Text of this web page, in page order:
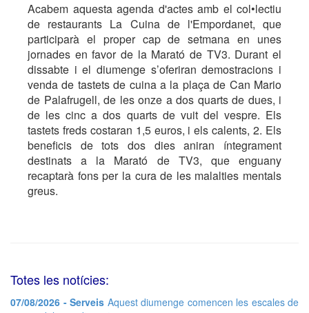
Acabem aquesta agenda d'actes amb el col•lectiu
de restaurants La Cuina de l'Empordanet, que
participarà el proper cap de setmana en unes
jornades en favor de la Marató de TV3. Durant el
dissabte i el diumenge s’oferiran demostracions i
venda de tastets de cuina a la plaça de Can Mario
de Palafrugell, de les onze a dos quarts de dues, i
de les cinc a dos quarts de vuit del vespre. Els
tastets freds costaran 1,5 euros, i els calents, 2. Els
beneficis de tots dos dies aniran íntegrament
destinats a la Marató de TV3, que enguany
recaptarà fons per la cura de les malalties mentals
greus.
Totes les notícies:
07/08/2026 - Serveis Aquest diumenge comencen les escales de